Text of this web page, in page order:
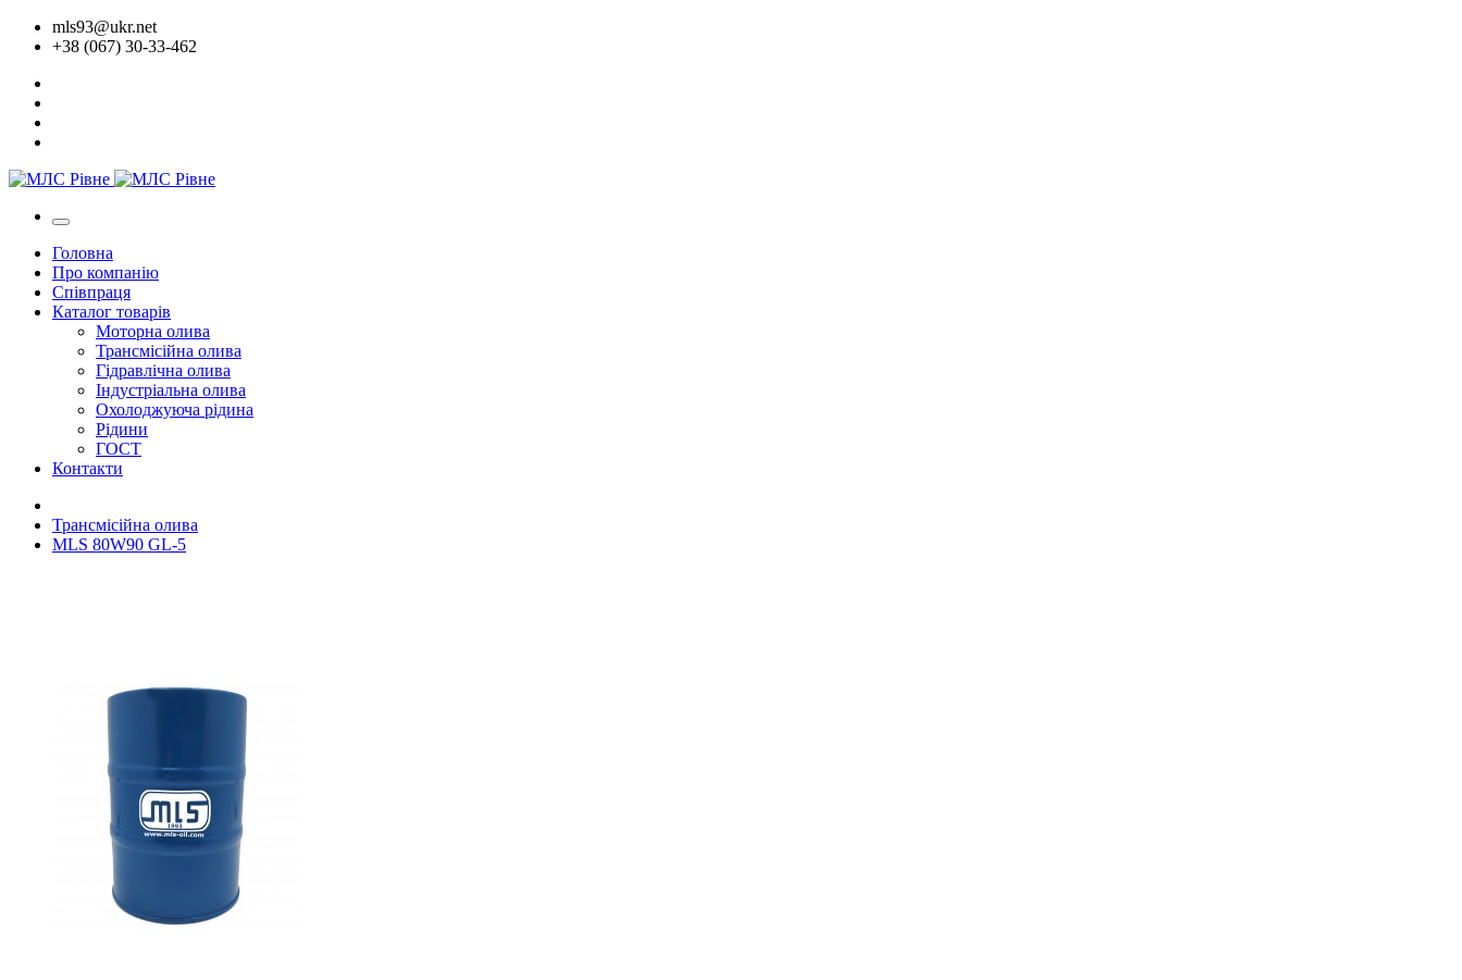
mls93@ukr.net
+38 (067) 30-33-462
Головна
Про компанію
Співпраця
Каталог товарів
Моторна олива
Трансмісійна олива
Гідравлічна олива
Індустріальна олива
Охолоджуюча рідина
Рідини
ГОСТ
Контакти
Трансмісійна олива
MLS 80W90 GL-5